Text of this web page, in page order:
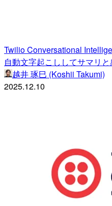
Twilio Conversational
自動文字起こししてサマリ
越井 琢巳 (Koshii Takumi)
2025.12.10